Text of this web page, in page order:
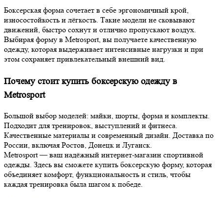
Боксерская форма сочетает в себе эргономичный крой,
износостойкость и лёгкость. Такие модели не сковывают
движений, быстро сохнут и отлично пропускают воздух.
Выбирая форму в Metrosport, вы получаете качественную
одежду, которая выдерживает интенсивные нагрузки и при
этом сохраняет привлекательный внешний вид.
Почему стоит купить боксерскую одежду в
Metrosport
Большой выбор моделей: майки, шорты, форма и комплекты.
Подходит для тренировок, выступлений и фитнеса.
Качественные материалы и современный дизайн. Доставка по
России, включая Ростов, Донецк и Луганск.
Metrosport — ваш надёжный интернет-магазин спортивной
одежды. Здесь вы сможете купить боксерскую форму, которая
объединяет комфорт, функциональность и стиль, чтобы
каждая тренировка была шагом к победе.